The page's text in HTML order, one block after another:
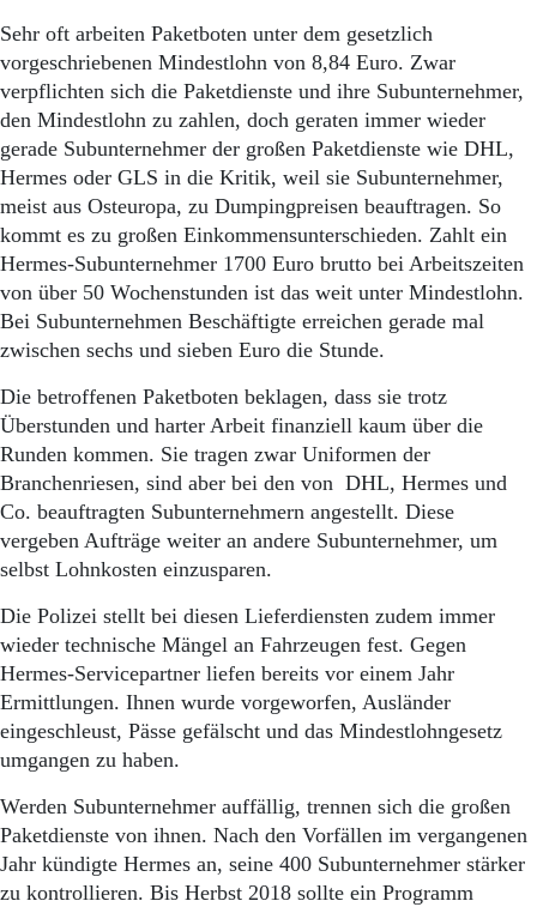
Sehr oft arbeiten Paketboten unter dem gesetzlich
vorgeschriebenen Mindestlohn von 8,84 Euro. Zwar
verpflichten sich die Paketdienste und ihre Subunternehmer,
den Mindestlohn zu zahlen, doch geraten immer wieder
gerade Subunternehmer der großen Paketdienste wie DHL,
Hermes oder GLS in die Kritik, weil sie Subunternehmer,
meist aus Osteuropa, zu Dumpingpreisen beauftragen. So
kommt es zu großen Einkommensunterschieden. Zahlt ein
Hermes-Subunternehmer 1700 Euro brutto bei Arbeitszeiten
von über 50 Wochenstunden ist das weit unter Mindestlohn.
Bei Subunternehmen Beschäftigte erreichen gerade mal
zwischen sechs und sieben Euro die Stunde.
Die betroffenen Paketboten beklagen, dass sie trotz
Überstunden und harter Arbeit finanziell kaum über die
Runden kommen. Sie tragen zwar Uniformen der
Branchenriesen, sind aber bei den von DHL, Hermes und
Co. beauftragten Subunternehmern angestellt. Diese
vergeben Aufträge weiter an andere Subunternehmer, um
selbst Lohnkosten einzusparen.
Die Polizei stellt bei diesen Lieferdiensten zudem immer
wieder technische Mängel an Fahrzeugen fest. Gegen
Hermes-Servicepartner liefen bereits vor einem Jahr
Ermittlungen. Ihnen wurde vorgeworfen, Ausländer
eingeschleust, Pässe gefälscht und das Mindestlohngesetz
umgangen zu haben.
Werden Subunternehmer auffällig, trennen sich die großen
Paketdienste von ihnen. Nach den Vorfällen im vergangenen
Jahr kündigte Hermes an, seine 400 Subunternehmer stärker
zu kontrollieren. Bis Herbst 2018 sollte ein Programm